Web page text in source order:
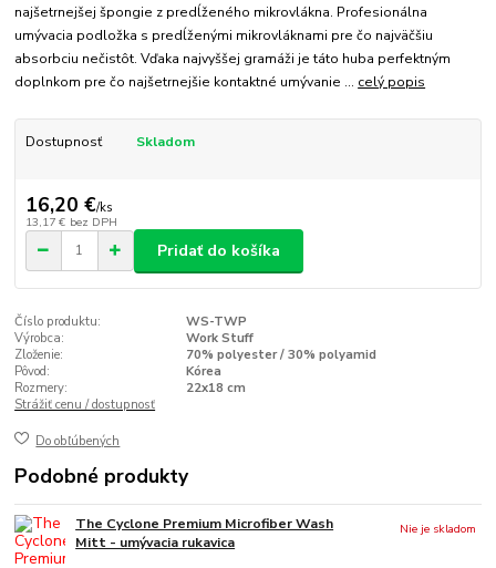
najšetrnejšej špongie z predĺženého mikrovlákna. Profesionálna
umývacia podložka s predĺženými mikrovláknami pre čo najväčšiu
absorbciu nečistôt. Vďaka najvyššej gramáži je táto huba perfektným
doplnkom pre čo najšetrnejšie kontaktné umývanie ... celý popis
Dostupnosť Skladom
16,20 €/ks
13,17 € bez DPH
Pridať do košíka
Číslo produktu:
WS-TWP
Výrobca:
Work Stuff
Zloženie:
70% polyester / 30% polyamid
Pôvod:
Kórea
Rozmery:
22x18 cm
Strážiť cenu / dostupnosť
Do obľúbených
Podobné produkty
The Cyclone Premium Microfiber Wash
Mitt - umývacia rukavica
Nie je skladom